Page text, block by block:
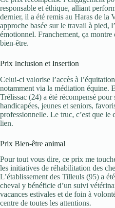
responsable et éthique, alliant
dernier, il a été remis au Haras de la
approche basée sur le travail à pied,
émotionnel. Franchement, ça
bien-être.
Prix Inclusion et Insertion
Celui-ci valorise l’accès à
notamment via la médiation équine.
Trélissac (24) a été récompensé
handicapées, jeunes et seniors,
professionnelle. Le truc, c’est que
lien.
Prix Bien-être animal
Pour tout vous dire, ce prix me
les initiatives de réhabilitation des
L’établissement des Tilleuls (95) a
cheval y bénéficie d’un suivi
vacances estivales et de foin à
centre de toutes les attentions.